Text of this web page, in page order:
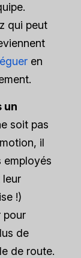
qui peut
en
un
soit pas
il
employés
leur
!)
pour
de
de route.